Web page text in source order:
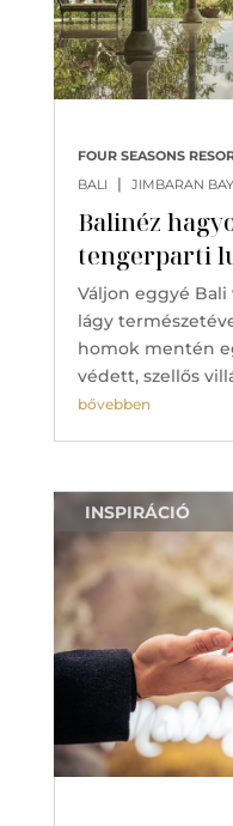
Balinéz
tengerparti
FOUR SEASONS
BALI | JIMBARAN BAY
Váljon eggyé Bali
lágy
homok mentén
védett, szellős
bővebben
INSPIRÁCIÓ